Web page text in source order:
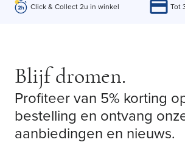
Click & Collect 2u in winkel Tot
Blijf dromen.
Profiteer van 5% korting
bestelling en ontvang
aanbiedingen en nieuws.